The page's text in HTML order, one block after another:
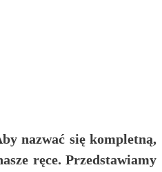
nazwać się kompletną,
ręce. Przedstawiamy